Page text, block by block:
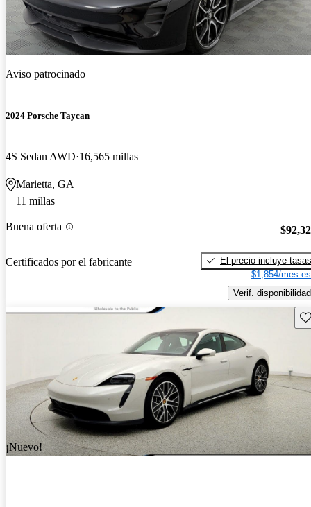
Aviso patrocinado
2024 Porsche Taycan
4S Sedan AWD 16,565 millas
Marietta, GA
11 millas
Buena oferta
Certificados por el fabricante
El precio incluye tasas
$1,854/mes
Verif. disponibilidad
¡Nuevo!